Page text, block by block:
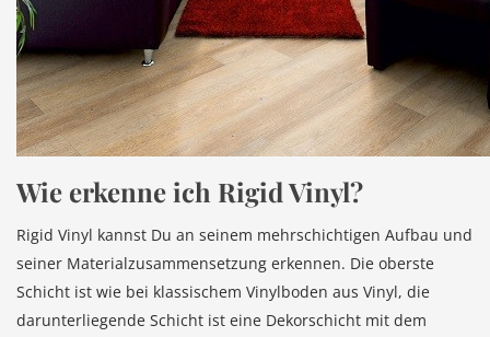
Wie erkenne ich Rigid Vinyl?
Rigid Vinyl kannst Du an seinem mehrschichtigen Aufbau und
seiner Materialzusammensetzung erkennen. Die oberste
Schicht ist wie bei klassischem Vinylboden aus Vinyl, die
darunterliegende Schicht ist eine Dekorschicht mit dem